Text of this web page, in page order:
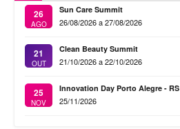
26
AGO
Sun Care Summit
26/08/2026 a 27/08/2026
21
OUT
Clean Beauty Summit
21/10/2026 a 22/10/2026
25
NOV
Innovation Day Porto Alegre - RS
25/11/2026